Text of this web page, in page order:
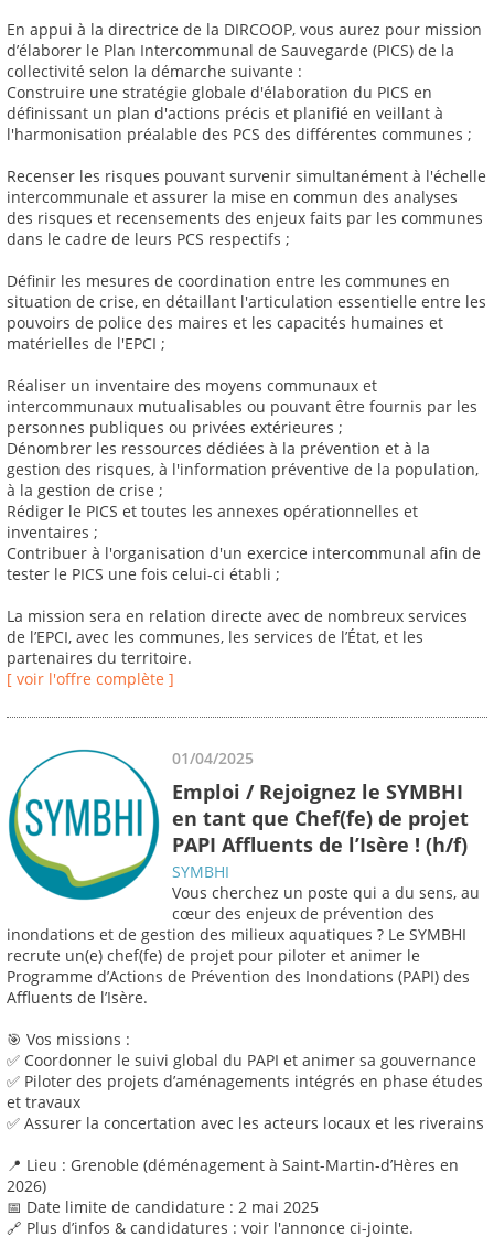
En appui à la directrice de la DIRCOOP, vous aurez pour mission
d’élaborer le Plan Intercommunal de Sauvegarde (PICS) de la
collectivité selon la démarche suivante :
Construire une stratégie globale d'élaboration du PICS en
définissant un plan d'actions précis et planifié en veillant à
l'harmonisation préalable des PCS des différentes communes ;
Recenser les risques pouvant survenir simultanément à l'échelle
intercommunale et assurer la mise en commun des analyses
des risques et recensements des enjeux faits par les communes
dans le cadre de leurs PCS respectifs ;
Définir les mesures de coordination entre les communes en
situation de crise, en détaillant l'articulation essentielle entre les
pouvoirs de police des maires et les capacités humaines et
matérielles de l'EPCI ;
Réaliser un inventaire des moyens communaux et
intercommunaux mutualisables ou pouvant être fournis par les
personnes publiques ou privées extérieures ;
Dénombrer les ressources dédiées à la prévention et à la
gestion des risques, à l'information préventive de la population,
à la gestion de crise ;
Rédiger le PICS et toutes les annexes opérationnelles et
inventaires ;
Contribuer à l'organisation d'un exercice intercommunal afin de
tester le PICS une fois celui-ci établi ;
La mission sera en relation directe avec de nombreux services
de l’EPCI, avec les communes, les services de l’État, et les
partenaires du territoire.
[ voir l'offre complète ]
01/04/2025
Emploi / Rejoignez le SYMBHI
en tant que Chef(fe) de projet
PAPI Affluents de l’Isère ! (h/f)
SYMBHI
Vous cherchez un poste qui a du sens, au
cœur des enjeux de prévention des
inondations et de gestion des milieux aquatiques ? Le SYMBHI
recrute un(e) chef(fe) de projet pour piloter et animer le
Programme d’Actions de Prévention des Inondations (PAPI) des
Affluents de l’Isère.
🎯 Vos missions :
✅ Coordonner le suivi global du PAPI et animer sa gouvernance
✅ Piloter des projets d’aménagements intégrés en phase études
et travaux
✅ Assurer la concertation avec les acteurs locaux et les riverains
📍 Lieu : Grenoble (déménagement à Saint-Martin-d’Hères en
2026)
📅 Date limite de candidature : 2 mai 2025
🔗 Plus d’infos & candidatures : voir l'annonce ci-jointe.